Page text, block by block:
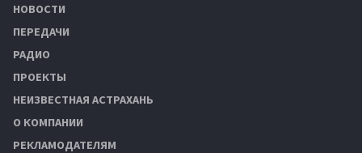
НОВОСТИ
ПЕРЕДАЧИ
РАДИО
ПРОЕКТЫ
НЕИЗВЕСТНАЯ АСТРАХАНЬ
О КОМПАНИИ
РЕКЛАМОДАТЕЛЯМ